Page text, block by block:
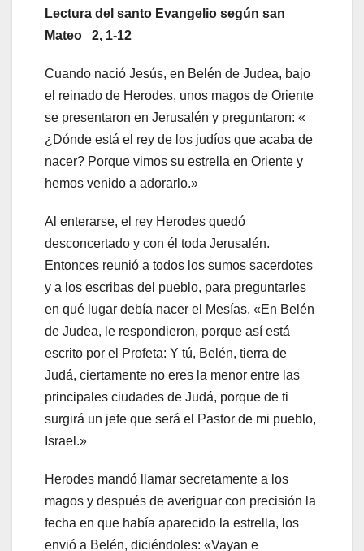
Lectura del santo Evangelio según san
Mateo 2, 1-12
Cuando nació Jesús, en Belén de Judea, bajo
el reinado de Herodes, unos magos de Oriente
se presentaron en Jerusalén y preguntaron: «
¿Dónde está el rey de los judíos que acaba de
nacer? Porque vimos su estrella en Oriente y
hemos venido a adorarlo.»
Al enterarse, el rey Herodes quedó
desconcertado y con él toda Jerusalén.
Entonces reunió a todos los sumos sacerdotes
y a los escribas del pueblo, para preguntarles
en qué lugar debía nacer el Mesías. «En Belén
de Judea, le respondieron, porque así está
escrito por el Profeta: Y tú, Belén, tierra de
Judá, ciertamente no eres la menor entre las
principales ciudades de Judá, porque de ti
surgirá un jefe que será el Pastor de mi pueblo,
Israel.»
Herodes mandó llamar secretamente a los
magos y después de averiguar con precisión la
fecha en que había aparecido la estrella, los
envió a Belén, diciéndoles: «Vayan e